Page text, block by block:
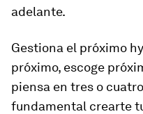
adelante.
Gestiona el próximo
próximo, escoge
piensa en tres o
fundamental crearte